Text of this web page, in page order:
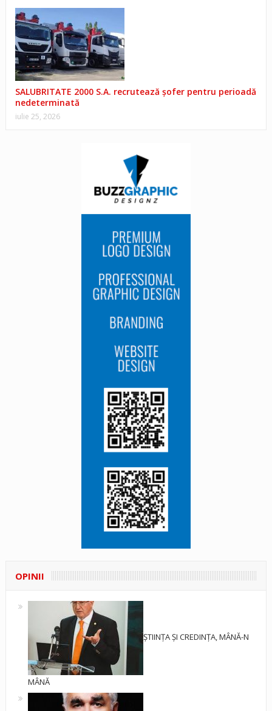
SALUBRITATE 2000 S.A. recrutează șofer pentru perioadă
nedeterminată
iulie 25, 2026
OPINII
ȘTIINȚA ȘI CREDINȚA, MÂNĂ-N
MÂNĂ